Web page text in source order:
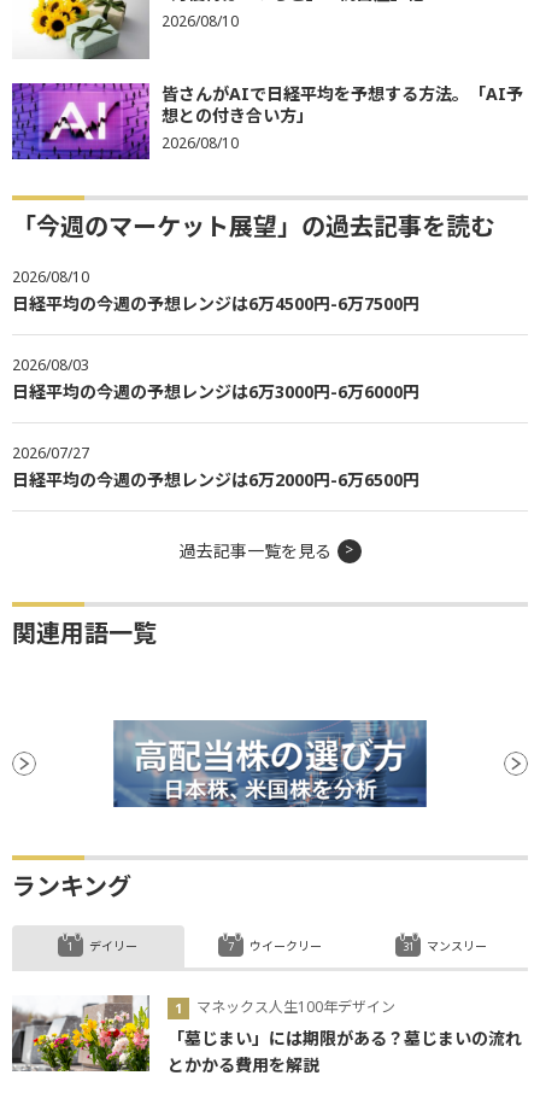
2026/08/10
皆さんがAIで日経平均を予想する方法。「AI予
想との付き合い方」
2026/08/10
「今週のマーケット展望」の過去記事を読む
2026/08/10
日経平均の今週の予想レンジは6万4500円-6万7500円
2026/08/03
日経平均の今週の予想レンジは6万3000円-6万6000円
2026/07/27
日経平均の今週の予想レンジは6万2000円-6万6500円
過去記事一覧を見る
関連用語一覧
ランキング
デイリー
マネックス人生100年デザイン
「墓じまい」には期限がある？墓じまいの流れ
とかかる費用を解説
ウイークリー マンスリー